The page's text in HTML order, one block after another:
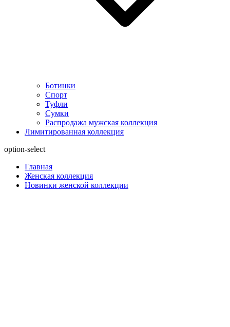
Ботинки
Спорт
Туфли
Сумки
Распродажа мужская коллекция
Лимитированная коллекция
option-select
Главная
Женская коллекция
Новинки женской коллекции